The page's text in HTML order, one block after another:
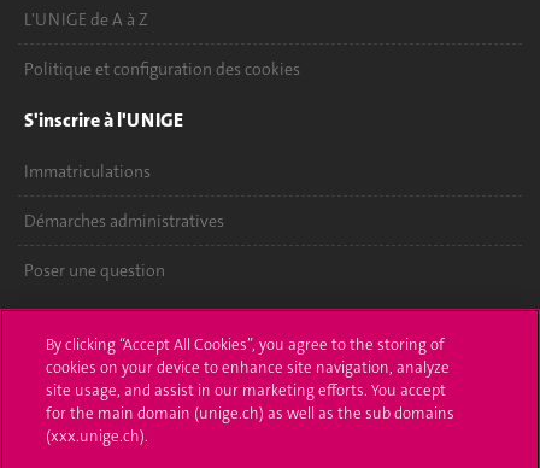
L'UNIGE de A à Z
Politique et configuration des cookies
S'inscrire à l'UNIGE
Immatriculations
Démarches administratives
Poser une question
UNIGE Mobile
Médias
By clicking “Accept All Cookies”, you agree to the storing of
cookies on your device to enhance site navigation, analyze
site usage, and assist in our marketing efforts. You accept
for the main domain (unige.ch) as well as the sub domains
(xxx.unige.ch).